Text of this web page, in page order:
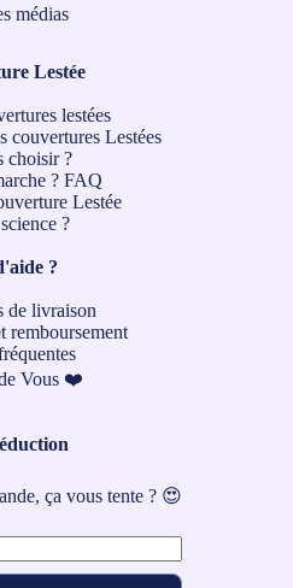
médias
Lestée
lestées
couvertures Lestées
choisir ?
? FAQ
Lestée
?
?
de livraison
remboursement
Vous ❤️
ça vous tente ? 😍